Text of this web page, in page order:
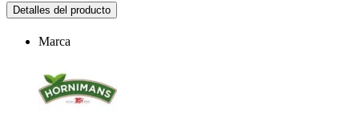
Detalles del producto
Marca